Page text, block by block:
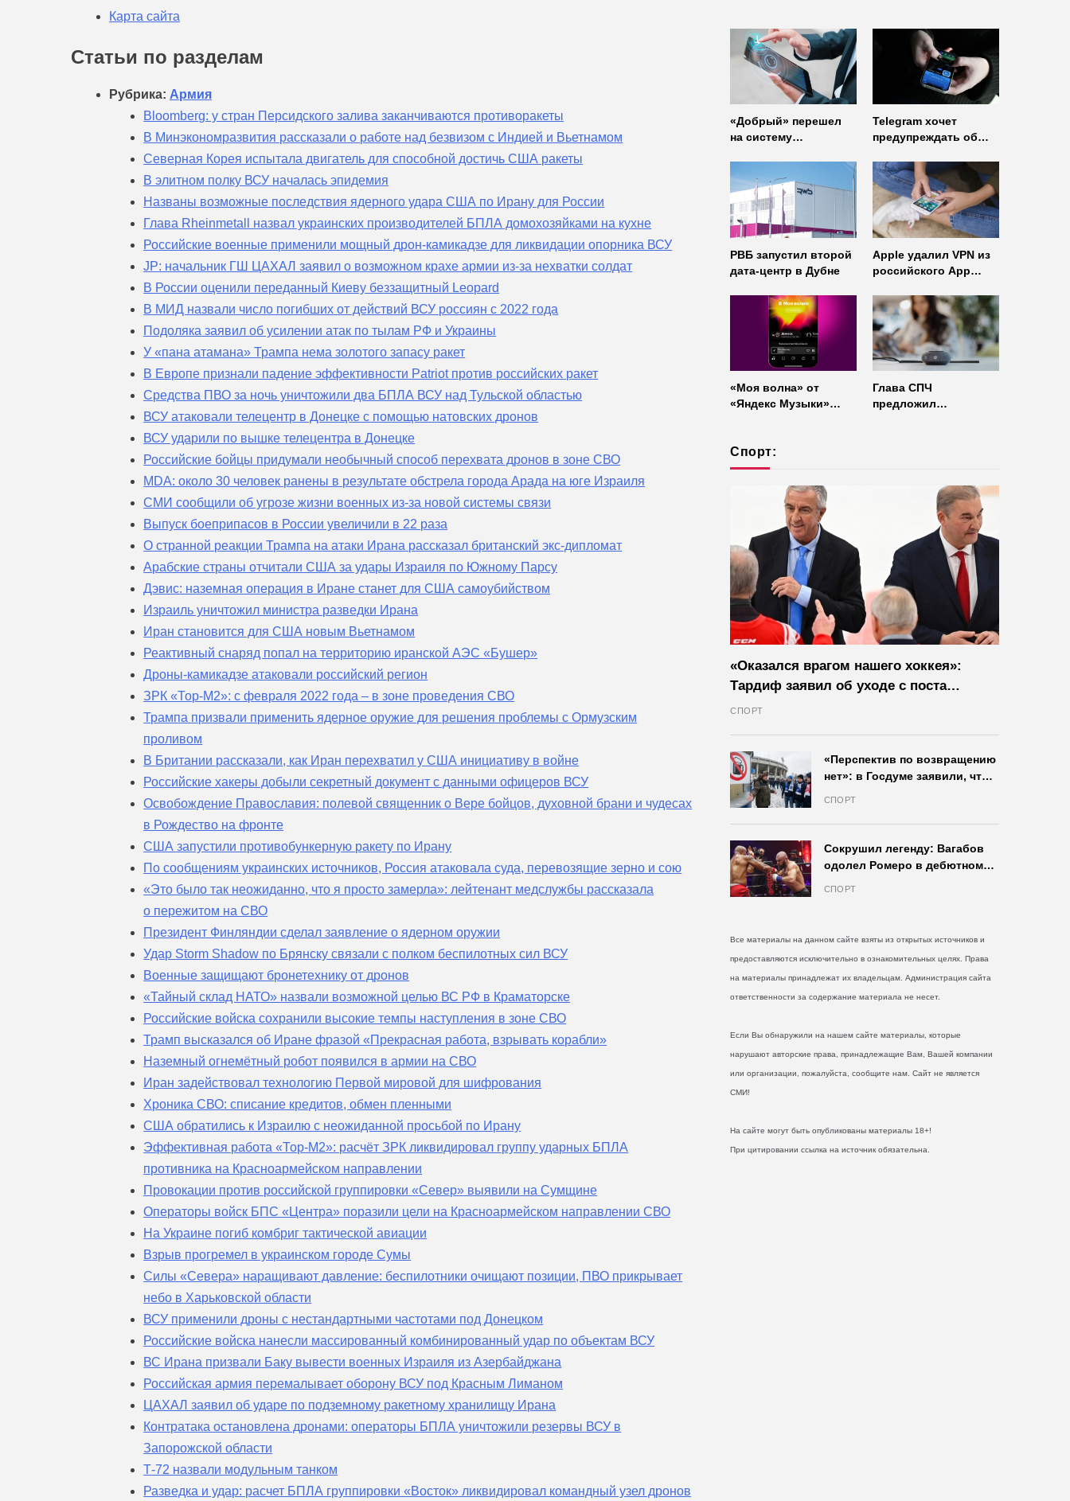
Карта сайта
Статьи по разделам
Рубрика: Армия
Bloomberg: у стран Персидского залива заканчиваются противоракеты
В Минэкономразвития рассказали о работе над безвизом с Индией и Вьетнамом
Северная Корея испытала двигатель для способной достичь США ракеты
В элитном полку ВСУ началась эпидемия
Названы возможные последствия ядерного удара США по Ирану для России
Глава Rheinmetall назвал украинских производителей БПЛА домохозяйками на кухне
Российские военные применили мощный дрон-камикадзе для ликвидации опорника ВСУ
JP: начальник ГШ ЦАХАЛ заявил о возможном крахе армии из-за нехватки солдат
В России оценили переданный Киеву беззащитный Leopard
В МИД назвали число погибших от действий ВСУ россиян с 2022 года
Подоляка заявил об усилении атак по тылам РФ и Украины
У «пана атамана» Трампа нема золотого запасу ракет
В Европе признали падение эффективности Patriot против российских ракет
Средства ПВО за ночь уничтожили два БПЛА ВСУ над Тульской областью
ВСУ атаковали телецентр в Донецке с помощью натовских дронов
ВСУ ударили по вышке телецентра в Донецке
Российские бойцы придумали необычный способ перехвата дронов в зоне СВО
MDA: около 30 человек ранены в результате обстрела города Арада на юге Израиля
СМИ сообщили об угрозе жизни военных из-за новой системы связи
Выпуск боеприпасов в России увеличили в 22 раза
О странной реакции Трампа на атаки Ирана рассказал британский экс-дипломат
Арабские страны отчитали США за удары Израиля по Южному Парсу
Дэвис: наземная операция в Иране станет для США самоубийством
Израиль уничтожил министра разведки Ирана
Иран становится для США новым Вьетнамом
Реактивный снаряд попал на территорию иранской АЭС «Бушер»
Дроны-камикадзе атаковали российский регион
ЗРК «Тор-М2»: с февраля 2022 года – в зоне проведения СВО
Трампа призвали применить ядерное оружие для решения проблемы с Ормузским
проливом
В Британии рассказали, как Иран перехватил у США инициативу в войне
Российские хакеры добыли секретный документ с данными офицеров ВСУ
Освобождение Православия: полевой священник о Вере бойцов, духовной брани и чудесах
в Рождество на фронте
США запустили противобункерную ракету по Ирану
По сообщениям украинских источников, Россия атаковала суда, перевозящие зерно и сою
«Это было так неожиданно, что я просто замерла»: лейтенант медслужбы рассказала
о пережитом на СВО
Президент Финляндии сделал заявление о ядерном оружии
Удар Storm Shadow по Брянску связали с полком беспилотных сил ВСУ
Военные защищают бронетехнику от дронов
«Тайный склад НАТО» назвали возможной целью ВС РФ в Краматорске
Российские войска сохранили высокие темпы наступления в зоне СВО
Трамп высказался об Иране фразой «Прекрасная работа, взрывать корабли»
Наземный огнемётный робот появился в армии на СВО
Иран задействовал технологию Первой мировой для шифрования
Хроника СВО: списание кредитов, обмен пленными
США обратились к Израилю с неожиданной просьбой по Ирану
Эффективная работа «Тор-М2»: расчёт ЗРК ликвидировал группу ударных БПЛА
противника на Красноармейском направлении
Провокации против российской группировки «Север» выявили на Сумщине
Операторы войск БПС «Центра» поразили цели на Красноармейском направлении СВО
На Украине погиб комбриг тактической авиации
Взрыв прогремел в украинском городе Сумы
Силы «Севера» наращивают давление: беспилотники очищают позиции, ПВО прикрывает
небо в Харьковской области
ВСУ применили дроны с нестандартными частотами под Донецком
Российские войска нанесли массированный комбинированный удар по объектам ВСУ
ВС Ирана призвали Баку вывести военных Израиля из Азербайджана
Российская армия перемалывает оборону ВСУ под Красным Лиманом
ЦАХАЛ заявил об ударе по подземному ракетному хранилищу Ирана
Контратака остановлена дронами: операторы БПЛА уничтожили резервы ВСУ в
Запорожской области
Т-72 назвали модульным танком
Разведка и удар: расчет БПЛА группировки «Восток» ликвидировал командный узел дронов
«Добрый» перешел
на систему
«Газинформсервис»
Telegram хочет
предупреждать об
неофициальных
клиентов
мессенджера
РВБ запустил второй
дата-центр в Дубне
Apple удалил VPN из
российского App
«Моя волна» от
«Яндекс Музыки»
Глава СПЧ
предложил
Спорт:
«Оказался врагом нашего хоккея»:
Тардиф заявил об уходе с поста
президента IIHF в октябре
СПОРТ
«Перспектив по возвращению
нет»: в Госдуме заявили, что
СПОРТ
Сокрушил легенду: Вагабов
одолел Ромеро в дебютном
СПОРТ
Все материалы на данном сайте взяты из открытых источников и
предоставляются исключительно в ознакомительных целях. Права
на материалы принадлежат их владельцам. Администрация сайта
ответственности за содержание материала не несет.
Если Вы обнаружили на нашем сайте материалы, которые
нарушают авторские права, принадлежащие Вам, Вашей компании
или организации, пожалуйста, сообщите нам. Сайт не является
СМИ!
На сайте могут быть опубликованы материалы 18+!
При цитировании ссылка на источник обязательна.